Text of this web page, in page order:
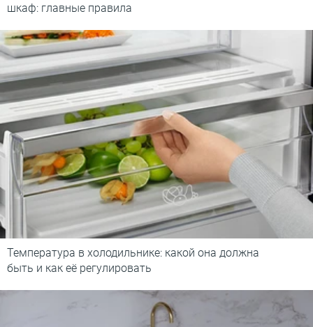
шкаф: главные правила
Температура в холодильнике: какой она должна
быть и как её регулировать